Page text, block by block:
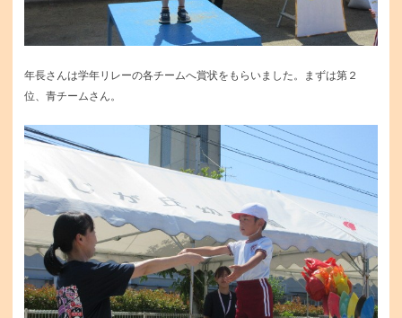
年長さんは学年リレーの各チームへ賞状をもらいました。まずは第２
位、青チームさん。